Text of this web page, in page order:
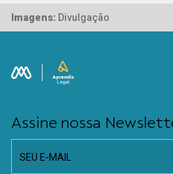
Imagens: Divulgação
Assine nossa
SEU E-MAIL